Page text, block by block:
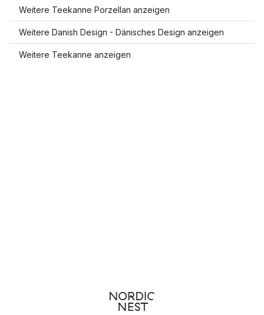
Weitere Teekanne Porzellan anzeigen
Weitere Danish Design - Dänisches Design anzeigen
Weitere Teekanne anzeigen